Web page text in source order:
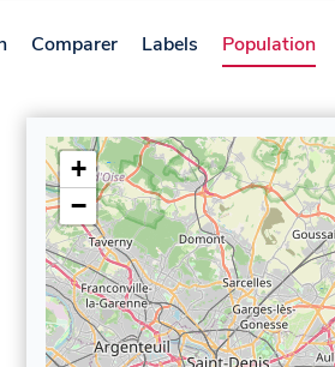
Comparer Labels Population
+
−